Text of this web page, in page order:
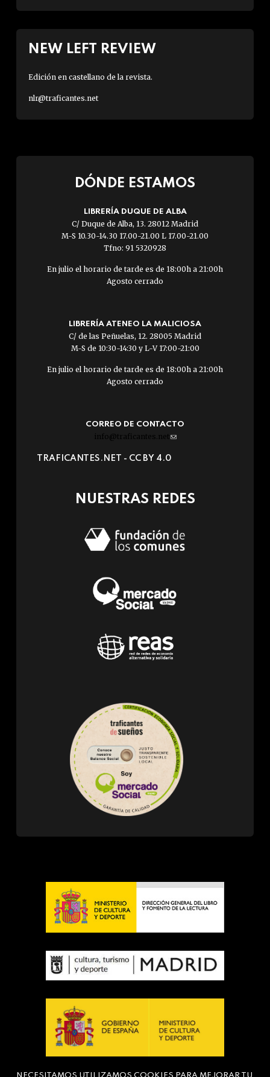
NEW LEFT REVIEW
Edición en castellano de la revista.
nlr@traficantes.net
DÓNDE ESTAMOS
LIBRERÍA DUQUE DE ALBA
C/ Duque de Alba, 13. 28012 Madrid
M-S 10.30-14.30 17.00-21.00 L 17.00-21.00
Tfno: 91 5320928
En julio el horario de tarde es de 18:00h a 21:00h
Agosto cerrado
LIBRERÍA ATENEO LA MALICIOSA
C/ de las Peñuelas, 12. 28005 Madrid
M-S de 10:30-14:30 y L-V 17:00-21:00
En julio el horario de tarde es de 18:00h a 21:00h
Agosto cerrado
CORREO DE CONTACTO
info@traficantes.net (link
e-
TRAFICANTES.NET - CC BY 4.0
NUESTRAS REDES